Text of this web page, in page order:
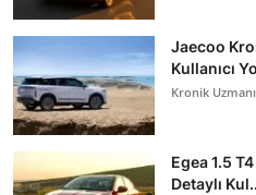
Jaecoo
Kullanıcı
Kronik Uzmanı
Egea 1.5
Detaylı